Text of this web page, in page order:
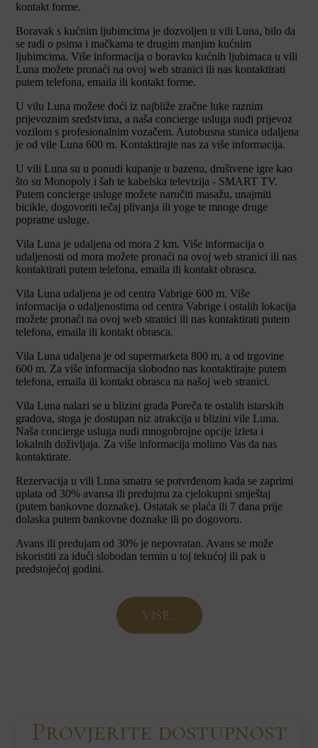
kontakt forme.
Boravak s kućnim ljubimcima je dozvoljen u vili Luna, bilo da
se radi o psima i mačkama te drugim manjim kućnim
ljubimcima. Više informacija o boravku kućnih ljubimaca u vili
Luna možete pronaći na ovoj web stranici ili nas kontaktirati
putem telefona, emaila ili kontakt forme.
U vilu Luna možete doći iz najbliže zračne luke raznim
prijevoznim sredstvima, a naša concierge usluga nudi prijevoz
vozilom s profesionalnim vozačem. Autobusna stanica udaljena
je od vile Luna 600 m. Kontaktirajte nas za više informacija.
U vili Luna su u ponudi kupanje u bazenu, društvene igre kao
što su Monopoly i šah te kabelska televizija - SMART TV.
Putem concierge usluge možete naručiti masažu, unajmiti
bicikle, dogovoriti tečaj plivanja ili yoge te mnoge druge
popratne usluge.
Vila Luna je udaljena od mora 2 km. Više informacija o
udaljenosti od mora možete pronaći na ovoj web stranici ili nas
kontaktirati putem telefona, emaila ili kontakt obrasca.
Vila Luna udaljena je od centra Vabrige 600 m. Više
informacija o udaljenostima od centra Vabrige i ostalih lokacija
možete pronaći na ovoj web stranici ili nas kontaktirati putem
telefona, emaila ili kontakt obrasca.
Vila Luna udaljena je od supermarketa 800 m, a od trgovine
600 m. Za više informacija slobodno nas kontaktirajte putem
telefona, emaila ili kontakt obrasca na našoj web stranici.
Vila Luna nalazi se u blizini grada Poreča te ostalih istarskih
gradova, stoga je dostupan niz atrakcija u blizini vile Luna.
Naša concierge usluga nudi mnogobrojne opcije izleta i
lokalnih doživljaja. Za više informacija molimo Vas da nas
kontaktirate.
Rezervacija u vili Luna smatra se potvrđenom kada se zaprimi
uplata od 30% avansa ili predujma za cjelokupni smještaj
(putem bankovne doznake). Ostatak se plaća ili 7 dana prije
dolaska putem bankovne doznake ili po dogovoru.
Avans ili predujam od 30% je nepovratan. Avans se može
iskoristiti za idući slobodan termin u toj tekućoj ili pak u
predstojećoj godini.
VIŠE...
Provjerite dostupnost